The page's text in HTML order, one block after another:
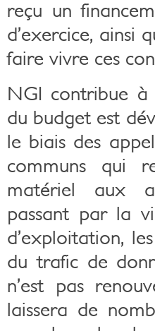
reçu un
d’exercice, ainsi
faire vivre ces
NGI contribue à
du budget est
le biais des
communs qui
matériel aux
passant par la
d’exploitation,
du trafic de
n’est pas
laissera de